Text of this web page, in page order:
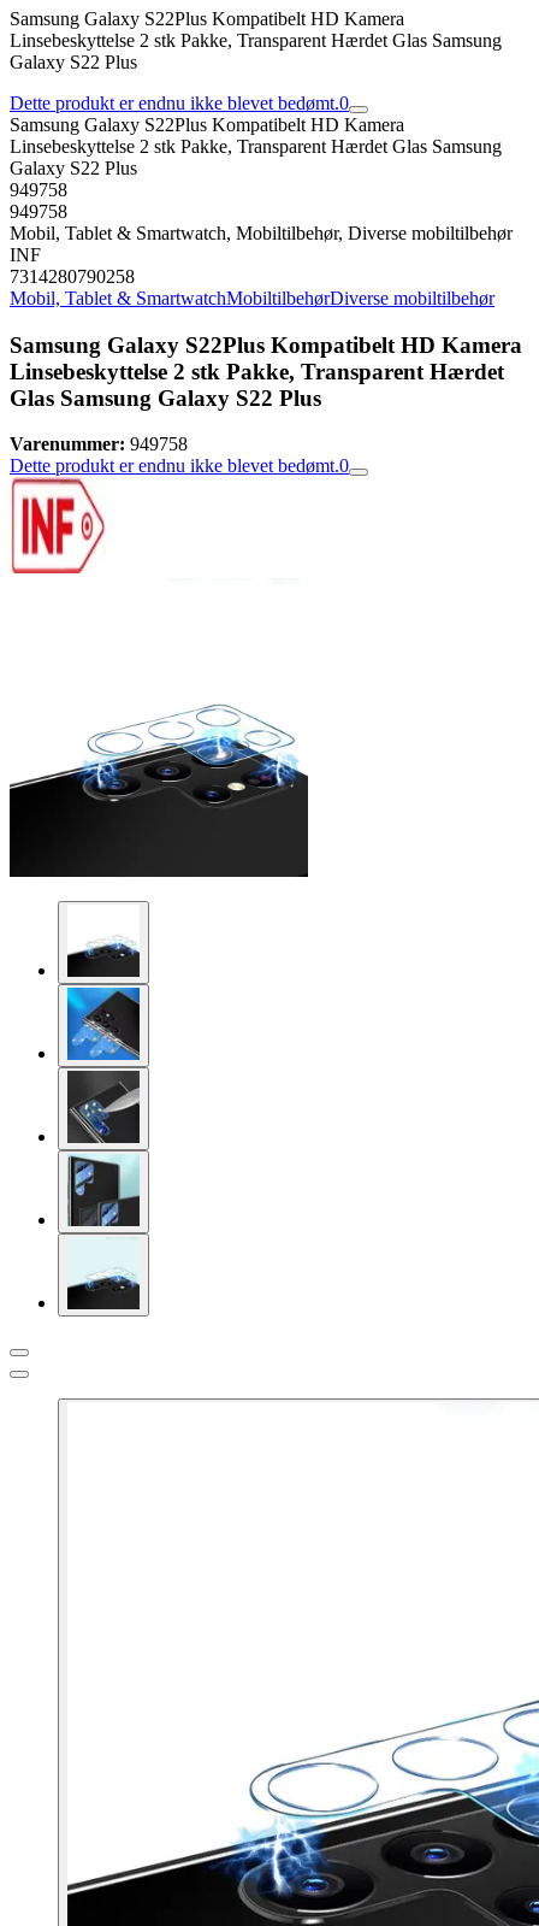
Samsung Galaxy S22Plus Kompatibelt HD Kamera
Linsebeskyttelse 2 stk Pakke, Transparent Hærdet Glas Samsung
Galaxy S22 Plus
Dette produkt er endnu ikke blevet bedømt.0
Samsung Galaxy S22Plus Kompatibelt HD Kamera
Linsebeskyttelse 2 stk Pakke, Transparent Hærdet Glas Samsung
Galaxy S22 Plus
949758
949758
Mobil, Tablet & Smartwatch, Mobiltilbehør, Diverse mobiltilbehør
INF
7314280790258
Mobil, Tablet & SmartwatchMobiltilbehørDiverse mobiltilbehør
Samsung Galaxy S22Plus Kompatibelt HD Kamera
Linsebeskyttelse 2 stk Pakke, Transparent Hærdet
Glas Samsung Galaxy S22 Plus
Varenummer: 949758
Dette produkt er endnu ikke blevet bedømt.0